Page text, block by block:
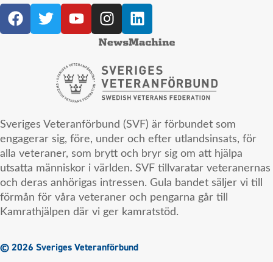
Sveriges Veteranförbund (SVF) är förbundet som
engagerar sig, före, under och efter utlandsinsats, för
alla veteraner, som brytt och bryr sig om att hjälpa
utsatta människor i världen. SVF tillvaratar veteranernas
och deras anhörigas intressen. Gula bandet säljer vi till
förmån för våra veteraner och pengarna går till
Kamrathjälpen där vi ger kamratstöd.
© 2026 Sveriges Veteranförbund